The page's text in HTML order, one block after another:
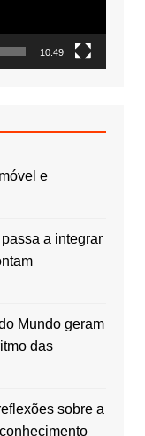
10:49
e
a integrar
Mundo geram
das
sobre a